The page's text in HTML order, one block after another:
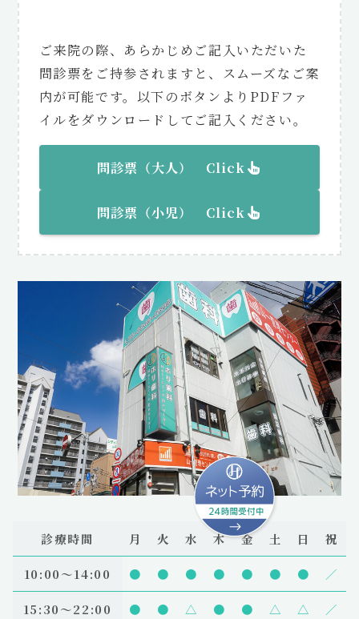
ご来院の際、あらかじめご記入いただいた
問診票をご持参されますと、スムーズなご案
内が可能です。以下のボタンよりPDFファ
イルをダウンロードしてご記入ください。
問診票（大人） Click
問診票（小児） Click
診療時間 月 火 水 木 金 土 日 祝
10:00〜14:00 ● ● ● ● ● ● ● ／
15:30～22:00 ● ● △ ● ● △ △ ／